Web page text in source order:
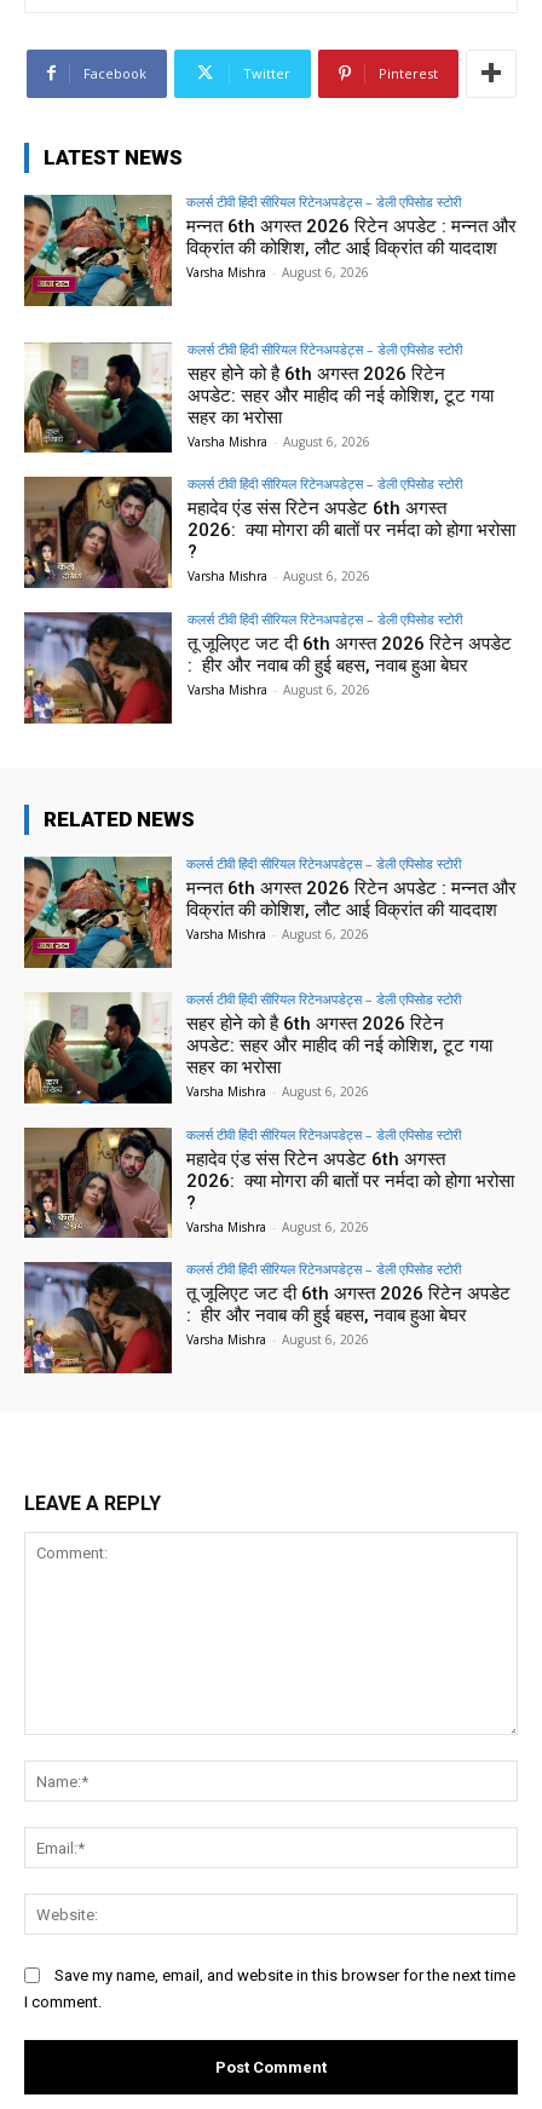
Facebook Twitter Pinterest
LATEST NEWS
कलर्स टीवी हिंदी सीरियल रिटेनअपडेट्स – डेली एपिसोड स्टोरी
मन्नत 6th अगस्त 2026 रिटेन अपडेट : मन्नत और
विक्रांत की कोशिश, लौट आई विक्रांत की याददाश
Varsha Mishra - August 6, 2026
कलर्स टीवी हिंदी सीरियल रिटेनअपडेट्स – डेली एपिसोड स्टोरी
सहर होने को है 6th अगस्त 2026 रिटेन
अपडेट: सहर और माहीद की नई कोशिश, टूट गया
सहर का भरोसा
Varsha Mishra - August 6, 2026
कलर्स टीवी हिंदी सीरियल रिटेनअपडेट्स – डेली एपिसोड स्टोरी
महादेव एंड संस रिटेन अपडेट 6th अगस्त
2026: क्या मोगरा की बातों पर नर्मदा को होगा भरोसा
?
Varsha Mishra - August 6, 2026
कलर्स टीवी हिंदी सीरियल रिटेनअपडेट्स – डेली एपिसोड स्टोरी
तू जूलिएट जट दी 6th अगस्त 2026 रिटेन अपडेट
: हीर और नवाब की हुई बहस, नवाब हुआ बेघर
Varsha Mishra - August 6, 2026
RELATED NEWS
कलर्स टीवी हिंदी सीरियल रिटेनअपडेट्स – डेली एपिसोड स्टोरी
मन्नत 6th अगस्त 2026 रिटेन अपडेट : मन्नत और
विक्रांत की कोशिश, लौट आई विक्रांत की याददाश
Varsha Mishra - August 6, 2026
कलर्स टीवी हिंदी सीरियल रिटेनअपडेट्स – डेली एपिसोड स्टोरी
सहर होने को है 6th अगस्त 2026 रिटेन
अपडेट: सहर और माहीद की नई कोशिश, टूट गया
सहर का भरोसा
Varsha Mishra - August 6, 2026
कलर्स टीवी हिंदी सीरियल रिटेनअपडेट्स – डेली एपिसोड स्टोरी
महादेव एंड संस रिटेन अपडेट 6th अगस्त
2026: क्या मोगरा की बातों पर नर्मदा को होगा भरोसा
?
Varsha Mishra - August 6, 2026
कलर्स टीवी हिंदी सीरियल रिटेनअपडेट्स – डेली एपिसोड स्टोरी
तू जूलिएट जट दी 6th अगस्त 2026 रिटेन अपडेट
: हीर और नवाब की हुई बहस, नवाब हुआ बेघर
Varsha Mishra - August 6, 2026
LEAVE A REPLY
Save my name, email, and website in this browser for the next time
I comment.